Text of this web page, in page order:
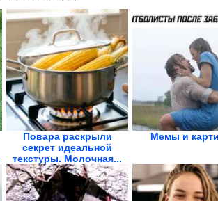
Повара раскрыли
секрет идеальной
текстуры. Молочная...
Мемы и